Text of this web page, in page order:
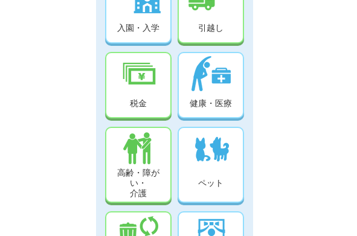
入園・入学 引越し
税金 健康・医療
高齢・障が
い・
介護
ペット